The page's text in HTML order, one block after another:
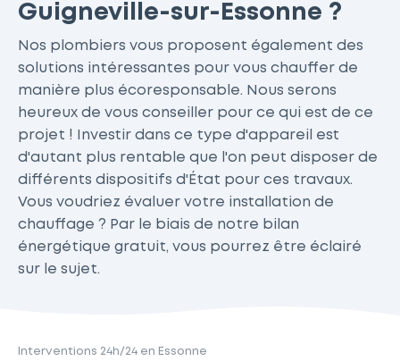
Guigneville-sur-Essonne ?
Nos plombiers vous proposent également des
solutions intéressantes pour vous chauffer de
manière plus écoresponsable. Nous serons
heureux de vous conseiller pour ce qui est de ce
projet ! Investir dans ce type d'appareil est
d'autant plus rentable que l'on peut disposer de
différents dispositifs d'État pour ces travaux.
Vous voudriez évaluer votre installation de
chauffage ? Par le biais de notre bilan
énergétique gratuit, vous pourrez être éclairé
sur le sujet.
Interventions 24h/24 en Essonne